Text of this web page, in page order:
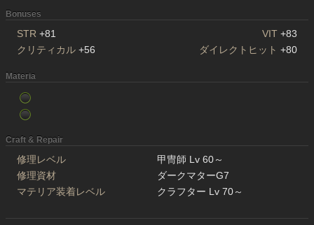
Bonuses
STR +81 VIT +83
クリティカル +56 ダイレクトヒット +80
Materia
Craft & Repair
修理レベル
甲冑師 Lv 60～
修理資材
ダークマターG7
マテリア装着レベル
クラフター Lv 70～